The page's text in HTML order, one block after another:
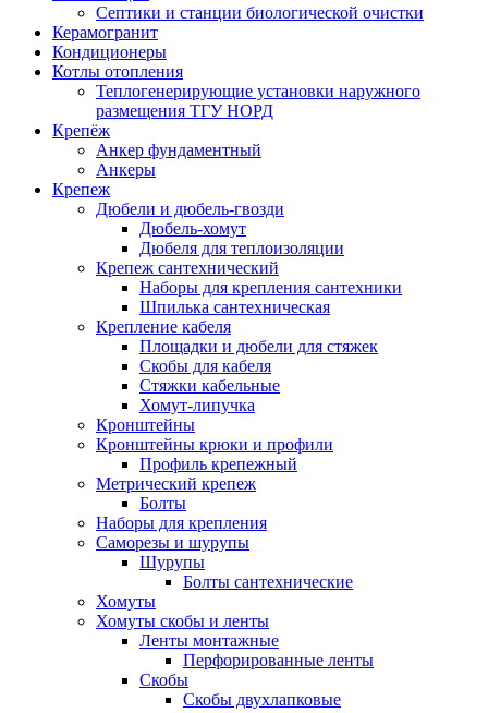
Септики и станции биологической очистки
Керамогранит
Кондиционеры
Котлы отопления
Теплогенерирующие установки наружного
размещения ТГУ НОРД
Крепёж
Анкер фундаментный
Анкеры
Крепеж
Дюбели и дюбель-гвозди
Дюбель-хомут
Дюбеля для теплоизоляции
Крепеж сантехнический
Наборы для крепления сантехники
Шпилька сантехническая
Крепление кабеля
Площадки и дюбели для стяжек
Скобы для кабеля
Стяжки кабельные
Хомут-липучка
Кронштейны
Кронштейны крюки и профили
Профиль крепежный
Метрический крепеж
Болты
Наборы для крепления
Саморезы и шурупы
Шурупы
Болты сантехнические
Хомуты
Хомуты скобы и ленты
Ленты монтажные
Перфорированные ленты
Скобы
Скобы двухлапковые